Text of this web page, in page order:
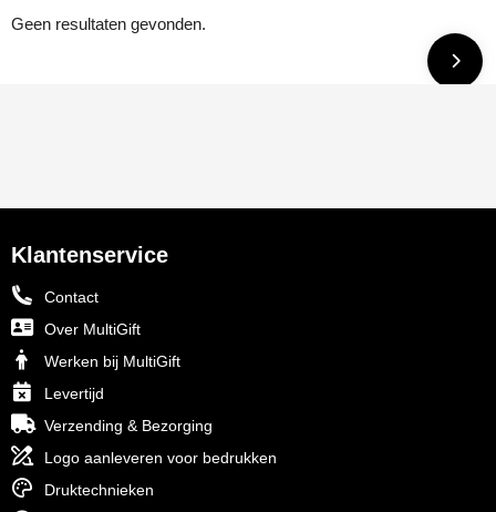
Geen resultaten gevonden.
Klantenservice
Contact
Over MultiGift
Werken bij MultiGift
Levertijd
Verzending & Bezorging
Logo aanleveren voor bedrukken
Druktechnieken